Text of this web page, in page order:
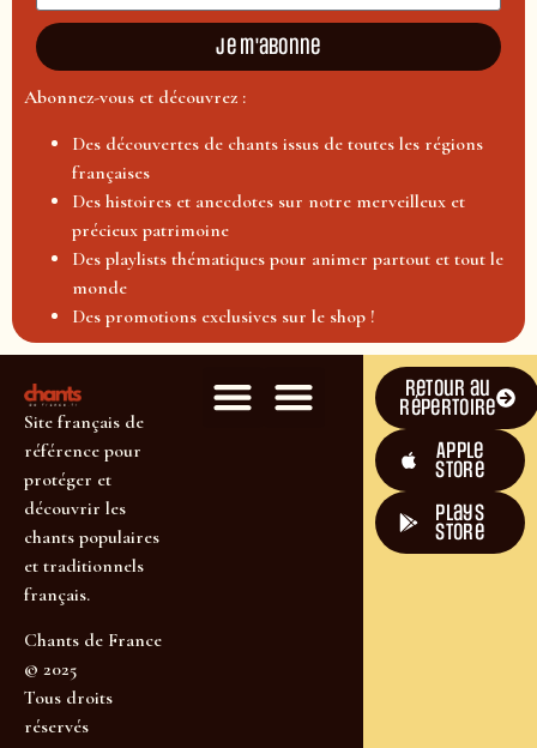
Je m'abonne
Abonnez-vous et découvrez :
Des découvertes de chants issus de toutes les régions
françaises
Des histoires et anecdotes sur notre merveilleux et
précieux patrimoine
Des playlists thématiques pour animer partout et tout le
monde
Des promotions exclusives sur le shop !
Site français de
référence pour
protéger et
découvrir les
chants populaires
et traditionnels
français.
Chants de France
© 2025
Tous droits
réservés
Retour au
répertoire
Apple
Store
plays
store